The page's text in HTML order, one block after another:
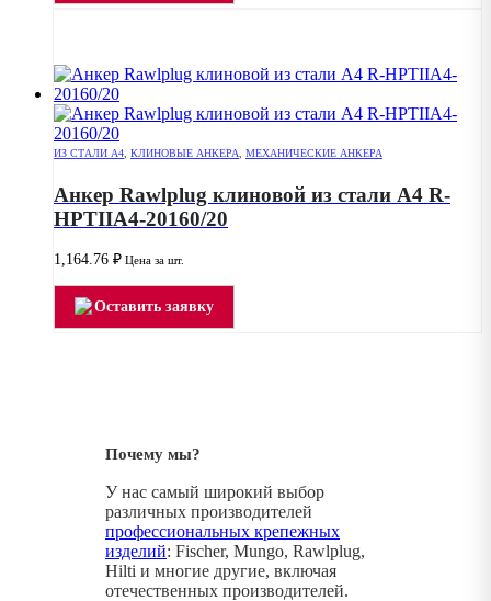
ИЗ СТАЛИ А4, КЛИНОВЫЕ АНКЕРА, МЕХАНИЧЕСКИЕ АНКЕРА
Анкер Rawlplug клиновой из стали А4 R-
HPTIIA4-20160/20
1,164.76 ₽ Цена за шт.
Оставить заявку
Почему мы?
У нас самый широкий выбор
различных производителей
профессиональных крепежных
изделий: Fischer, Mungo, Rawlplug,
Hilti и многие другие, включая
отечественных производителей.